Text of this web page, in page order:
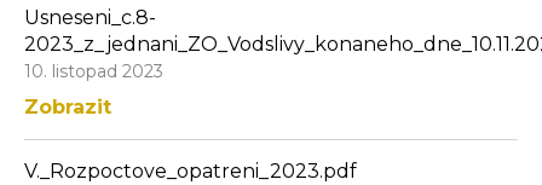
Usneseni_c.8-
10. listopad 2023
Zobrazit
V._Rozpoctove_opatreni_2023.pdf